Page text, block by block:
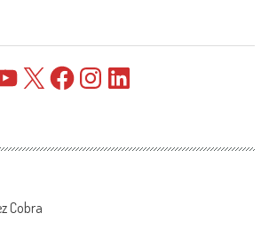
FacebookInstagramLinkedIn
Cobra